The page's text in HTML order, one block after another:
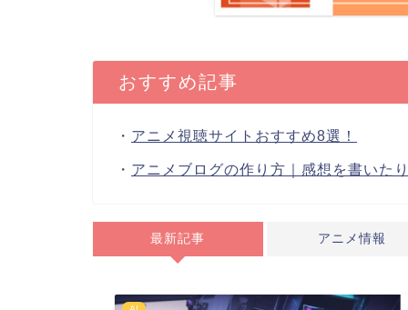
おすすめ記事
・ アニメ視聴サイトおすすめ8選！
・ アニメブログの作り方｜感想を書いた
最新記事 アニメ情報